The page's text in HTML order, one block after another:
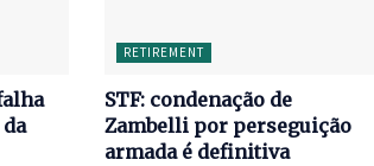
RETIREMENT
STF: condenação de
Zambelli por perseguição
armada é definitiva